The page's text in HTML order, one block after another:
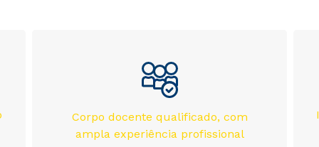
Corpo docente qualificado, com
ampla experiência profissional